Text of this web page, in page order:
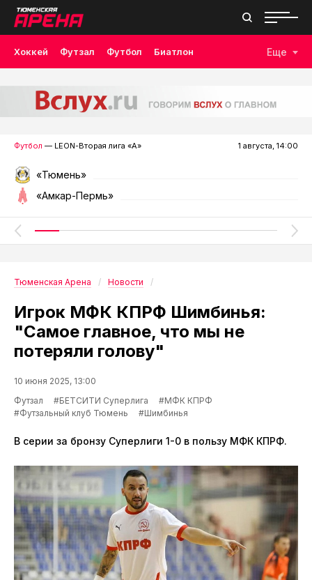
Хоккей Футзал Футбол Биатлон Еще
Футбол — LEON-Вторая лига «А» 1 августа, 14:00
«Тюмень»
«Амкар-Пермь»
Тюменская Арена Новости
Игрок МФК КПРФ Шимбинья:
"Самое главное, что мы не
потеряли голову"
10 июня 2025, 13:00
Футзал
#БЕТСИТИ Суперлига
#МФК КПРФ
#Футзальный клуб Тюмень
#Шимбинья
В серии за бронзу Суперлиги 1-0 в пользу МФК КПРФ.